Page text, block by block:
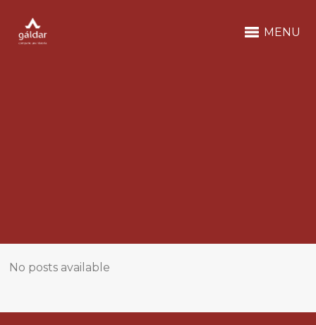
MENU
No posts available